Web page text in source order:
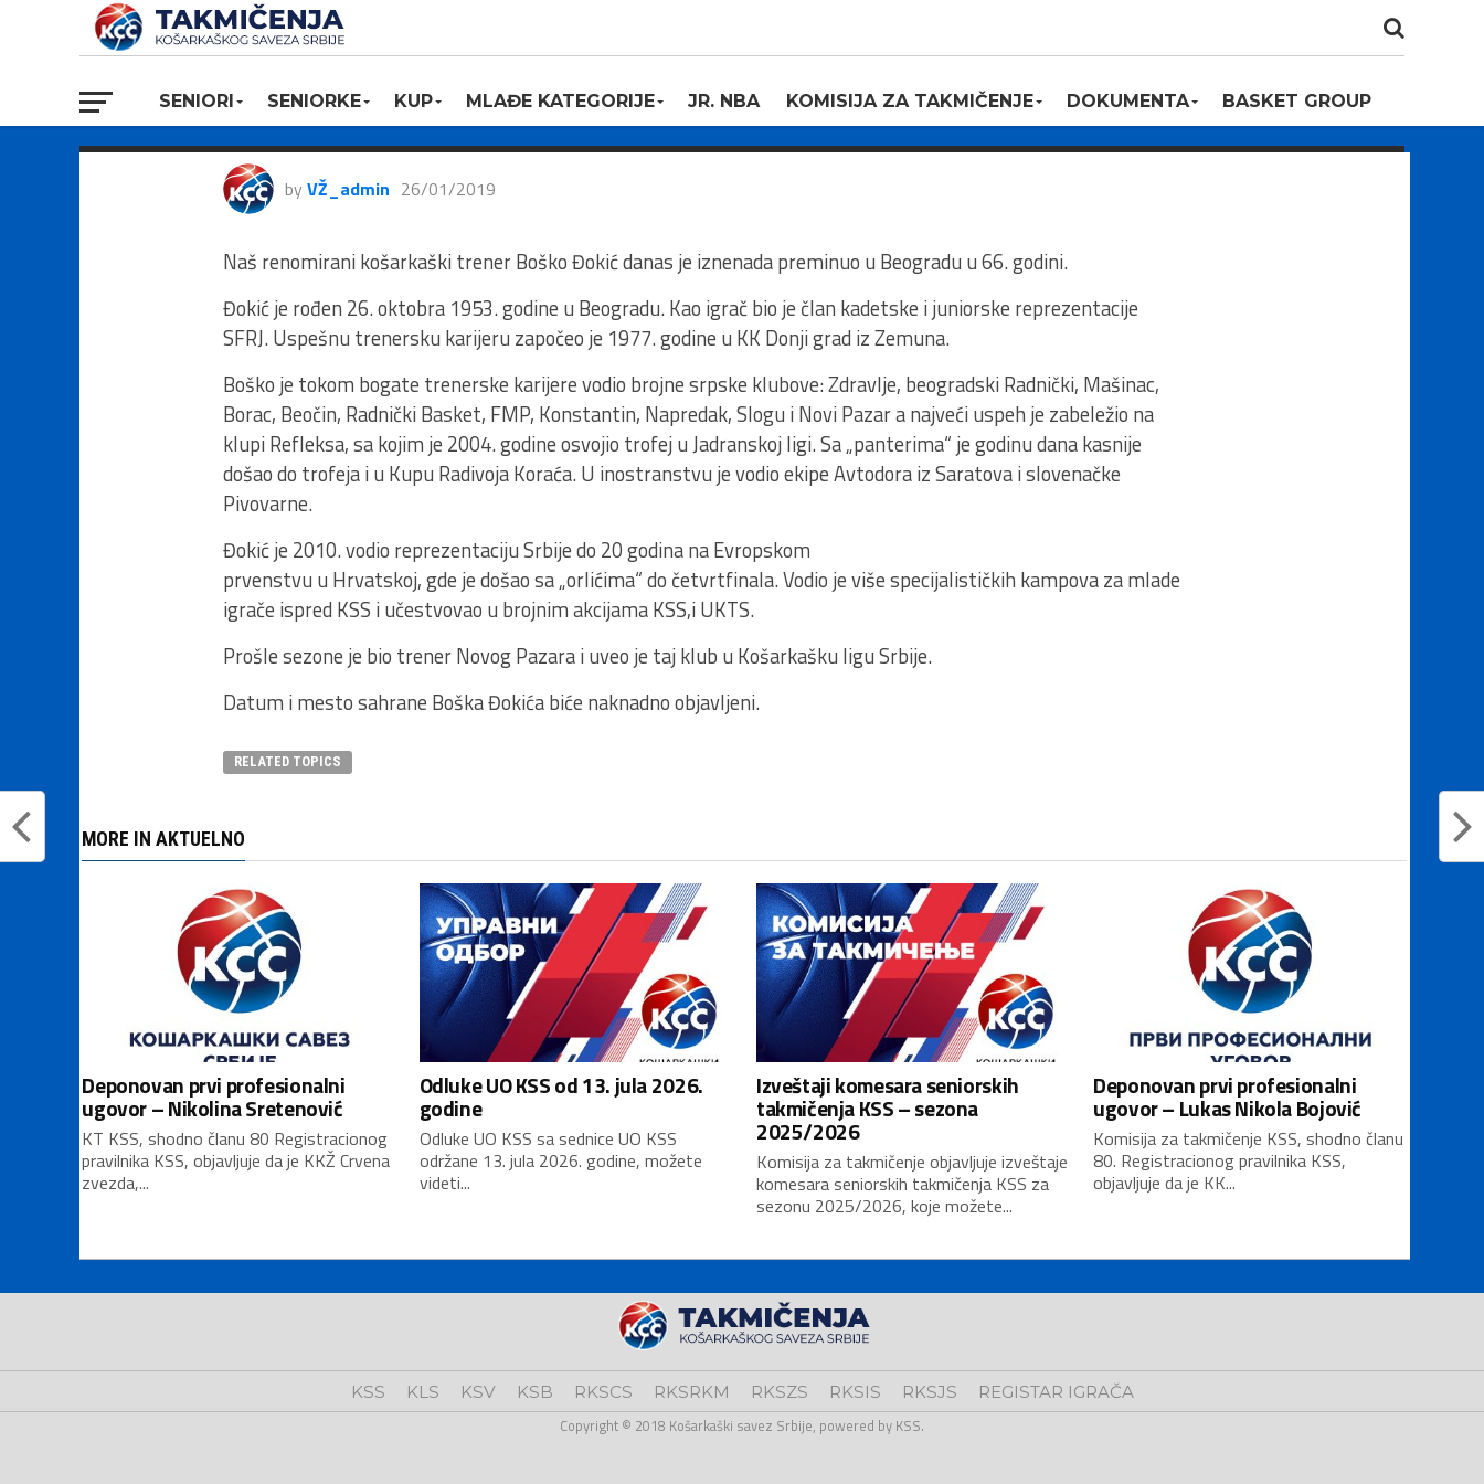
SENIORI SENIORKE KUP MLAĐE KATEGORIJE JR. NBA KOMISIJA ZA TAKMIČENJE DOKUMENTA BASKET GROUP
(1953-2019)
by VŽ_admin 26/01/2019
Naš renomirani košarkaški trener Boško Đokić danas je iznenada preminuo u Beogradu u 66. godini.
Đokić je rođen 26. oktobra 1953. godine u Beogradu. Kao igrač bio je član kadetske i juniorske reprezentacije
SFRJ. Uspešnu trenersku karijeru započeo je 1977. godine u KK Donji grad iz Zemuna.
Boško je tokom bogate trenerske karijere vodio brojne srpske klubove: Zdravlje, beogradski Radnički, Mašinac,
Borac, Beočin, Radnički Basket, FMP, Konstantin, Napredak, Slogu i Novi Pazar a najveći uspeh je zabeležio na
klupi Refleksa, sa kojim je 2004. godine osvojio trofej u Jadranskoj ligi. Sa „panterima“ je godinu dana kasnije
došao do trofeja i u Kupu Radivoja Koraća. U inostranstvu je vodio ekipe Avtodora iz Saratova i slovenačke
Pivovarne.
Đokić je 2010. vodio reprezentaciju Srbije do 20 godina na Evropskom
prvenstvu u Hrvatskoj, gde je došao sa „orlićima“ do četvrtfinala. Vodio je više specijalističkih kampova za mlade
igrače ispred KSS i učestvovao u brojnim akcijama KSS,i UKTS.
Prošle sezone je bio trener Novog Pazara i uveo je taj klub u Košarkašku ligu Srbije.
Datum i mesto sahrane Boška Đokića biće naknadno objavljeni.
RELATED TOPICS
MORE IN AKTUELNO
Deponovan prvi profesionalni
ugovor – Nikolina Sretenović
KT KSS, shodno članu 80 Registracionog
pravilnika KSS, objavljuje da je KKŽ Crvena
zvezda,...
Odluke UO KSS od 13. jula 2026.
godine
Odluke UO KSS sa sednice UO KSS
održane 13. jula 2026. godine, možete
videti...
Izveštaji komesara seniorskih
takmičenja KSS – sezona
2025/2026
Komisija za takmičenje objavljuje izveštaje
komesara seniorskih takmičenja KSS za
sezonu 2025/2026, koje možete...
Deponovan prvi profesionalni
ugovor – Lukas Nikola Bojović
Komisija za takmičenje KSS, shodno članu
80. Registracionog pravilnika KSS,
objavljuje da je KK...
KSS KLS KSV KSB RKSCS RKSRKM RKSZS RKSIS RKSJS REGISTAR IGRAČA
Copyright © 2018 Košarkaški savez Srbije, powered by KSS.